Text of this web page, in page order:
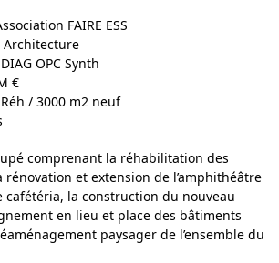
FAIRE ESS
Architecture
OPC Synth
€
/ 3000 m2 neuf
comprenant la réhabilitation des
rénovation et extension de l’amphithéâtre
cafétéria, la construction du nouveau
en lieu et place des bâtiments
paysager de l’ensemble du